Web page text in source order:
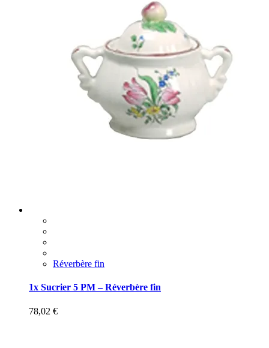
Réverbère fin
1x Sucrier 5 PM – Réverbère fin
78,02 €